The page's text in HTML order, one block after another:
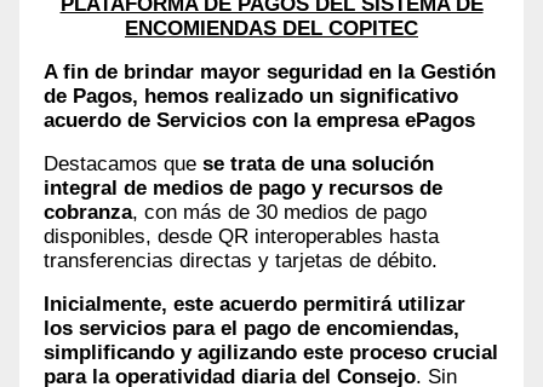
ENCOMIENDAS DEL COPITEC
A fin de brindar mayor seguridad en la Gestión
de Pagos, hemos realizado un significativo
acuerdo de Servicios con la empresa ePagos
Destacamos que se trata de una solución
integral de medios de pago y recursos de
cobranza, con más de 30 medios de pago
disponibles, desde QR interoperables hasta
transferencias directas y tarjetas de débito.
Inicialmente, este acuerdo permitirá utilizar
los servicios para el pago de encomiendas,
simplificando y agilizando este proceso crucial
para la operatividad diaria del Consejo. Sin